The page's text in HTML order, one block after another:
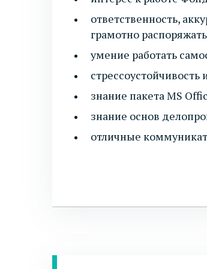
ответственность,
грамотно
умение работать
знание пакета MS
знание основ
отличные